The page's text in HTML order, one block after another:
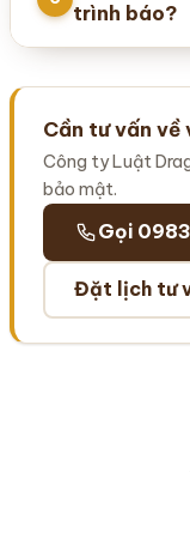
trình báo?
Cần tư vấn về
Công ty Luật
bảo mật.
Gọi
Đặt lịch tư